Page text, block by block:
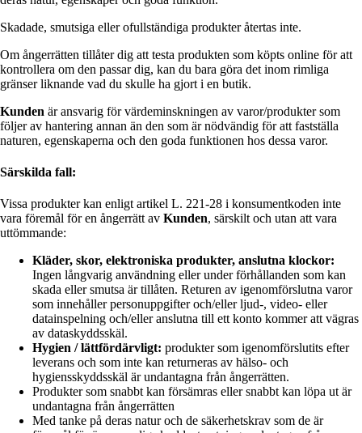
Skadade, smutsiga eller ofullständiga produkter återtas inte.
Om ångerrätten tillåter dig att testa produkten som köpts online för att
kontrollera om den passar dig, kan du bara göra det inom rimliga
gränser liknande vad du skulle ha gjort i en butik.
Kunden är ansvarig för värdeminskningen av varor/produkter som
följer av hantering annan än den som är nödvändig för att fastställa
naturen, egenskaperna och den goda funktionen hos dessa varor.
Särskilda fall:
Vissa produkter kan enligt artikel L. 221-28 i konsumentkoden inte
vara föremål för en ångerrätt av Kunden, särskilt och utan att vara
uttömmande:
Kläder, skor, elektroniska produkter, anslutna klockor:
Ingen långvarig användning eller under förhållanden som kan
skada eller smutsa är tillåten. Returen av igenomförslutna varor
som innehåller personuppgifter och/eller ljud-, video- eller
datainspelning och/eller anslutna till ett konto kommer att vägras
av dataskyddsskäl.
Hygien / lättfördärvligt: produkter som igenomförslutits efter
leverans och som inte kan returneras av hälso- och
hygiensskyddsskäl är undantagna från ångerrätten.
Produkter som snabbt kan försämras eller snabbt kan löpa ut är
undantagna från ångerrätten
Med tanke på deras natur och de säkerhetskrav som de är